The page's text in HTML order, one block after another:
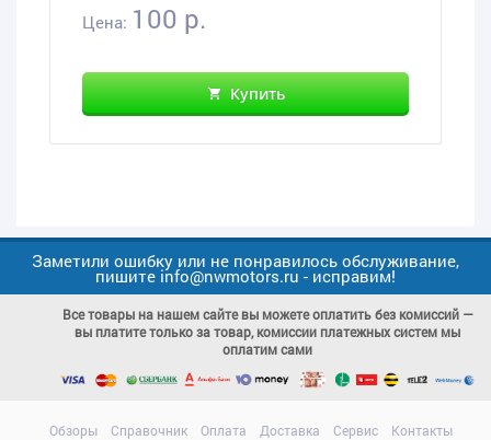
Цена: 100 р.
Купить
Заметили ошибку или не понравилось обслуживание,
пишите info@nwmotors.ru - исправим!
Все товары на нашем сайте вы можете оплатить без комиссий —
вы платите только за товар, комиссии платежных систем мы
оплатим сами
Обзоры Справочник Оплата Доставка Сервис
Контакты